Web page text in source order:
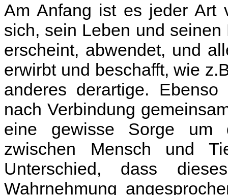
Am Anfang ist es jeder Art
sich, sein Leben und
erscheint, abwendet, und
erwirbt und beschafft, wie
anderes derartige.
nach Verbindung
eine gewisse Sorge um
zwischen Mensch und
Unterschied, dass
Wahrnehmung